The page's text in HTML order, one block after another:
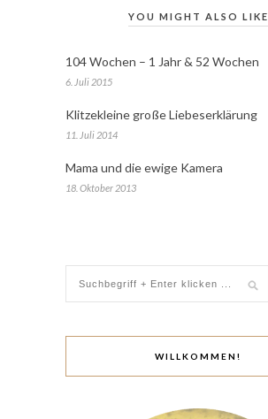
YOU MIGHT ALSO LIKE
104 Wochen – 1 Jahr & 52 Wochen
6. Juli 2015
Klitzekleine große Liebeserklärung
11. Juli 2014
Mama und die ewige Kamera
18. Oktober 2013
WILLKOMMEN!